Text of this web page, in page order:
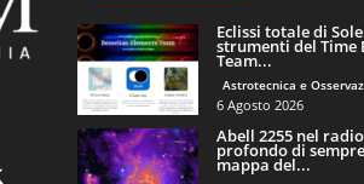
Eclissi totale di
strumenti del Time
Team...
Astrotecnica e
6 Agosto 2026
Abell 2255 nel
profondo di
mappa del...